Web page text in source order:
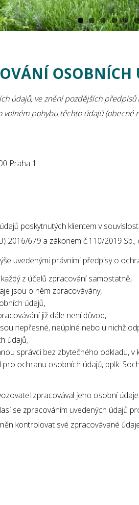
OSOBNÍCH
údajů, ve znění pozdějších
pohybu těchto údajů (obecné
Praha 1
poskytnutých klientem v
2016/679 a zákonem č.110/2019
uvedenými právními předpisy o
z účelů zpracování samostatně,
jsou o něm zpracovávány,
údajů,
již dále není důvod,
nepřesné, neúplné nebo u nichž
údajů,
správci bez zbytečného odkladu,
ochranu osobních údajů, pplk.
zpracovával jeho osobní
se zpracováním uvedených údajů
kontrolovat své zpracovávané